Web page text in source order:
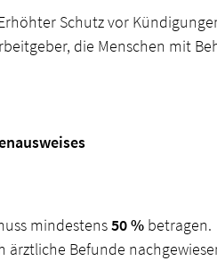
Schutz vor
die Menschen mit
mindestens50 % betragen.
ärztliche Befunde